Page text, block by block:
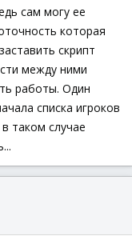
сам могу ее
которая
скрипт
между ними
работы. Один
списка игроков
таком случае